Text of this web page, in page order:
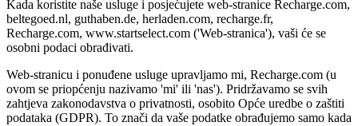
Kada koristite naše usluge i posjećujete web-stranice Recharge.com,
beltegoed.nl, guthaben.de, herladen.com, recharge.fr,
Recharge.com, www.startselect.com ('Web-stranica'), vaši će se
osobni podaci obrađivati.
Web-stranicu i ponuđene usluge upravljamo mi, Recharge.com (u
ovom se priopćenju nazivamo 'mi' ili 'nas'). Pridržavamo se svih
zahtjeva zakonodavstva o privatnosti, osobito Opće uredbe o zaštiti
podataka (GDPR). To znači da vaše podatke obrađujemo samo kada